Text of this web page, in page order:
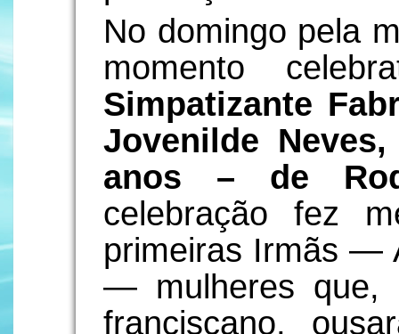
No domingo pela
momento
Simpatizante
Jovenilde Neves,
anos – de
celebração fez
primeiras Irmãs —
— mulheres que,
franciscano,